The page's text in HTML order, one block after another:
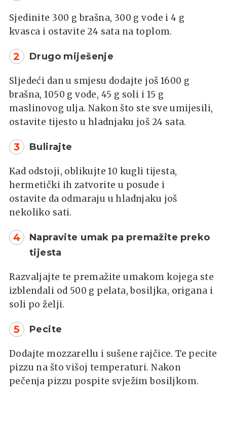
Sjedinite 300 g brašna, 300 g vode i 4 g
kvasca i ostavite 24 sata na toplom.
2 Drugo miješenje
Sljedeći dan u smjesu dodajte još 1600 g
brašna, 1050 g vode, 45 g soli i 15 g
maslinovog ulja. Nakon što ste sve umijesili,
ostavite tijesto u hladnjaku još 24 sata.
3 Bulirajte
Kad odstoji, oblikujte 10 kugli tijesta,
hermetički ih zatvorite u posude i
ostavite da odmaraju u hladnjaku još
nekoliko sati.
4
Napravite umak pa premažite preko
tijesta
Razvaljajte te premažite umakom kojega ste
izblendali od 500 g pelata, bosiljka, origana i
soli po želji.
5 Pecite
Dodajte mozzarellu i sušene rajčice. Te pecite
pizzu na što višoj temperaturi. Nakon
pečenja pizzu pospite svježim bosiljkom.